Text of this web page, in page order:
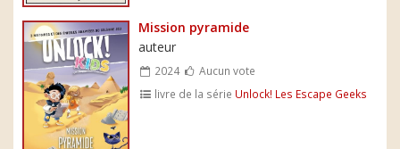
Mission pyramide
auteur
2024
Aucun vote
livre de la série Unlock! Les Escape Geeks